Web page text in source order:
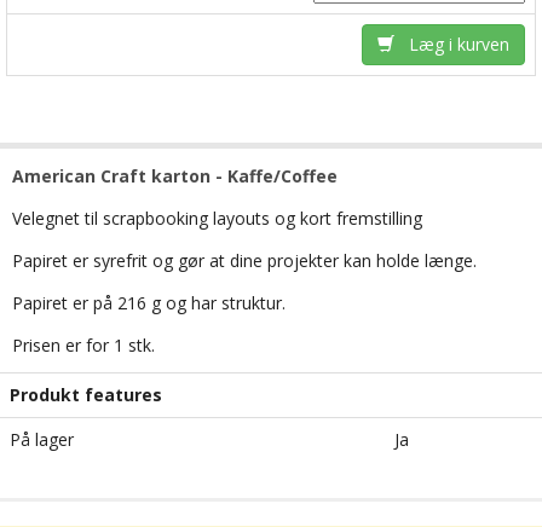
Læg i kurven
American Craft karton - Kaffe/Coffee
Velegnet til scrapbooking layouts og kort fremstilling
Papiret er syrefrit og gør at dine projekter kan holde længe.
Papiret er på 216 g og har struktur.
Prisen er for 1 stk.
Produkt features
På lager
Ja